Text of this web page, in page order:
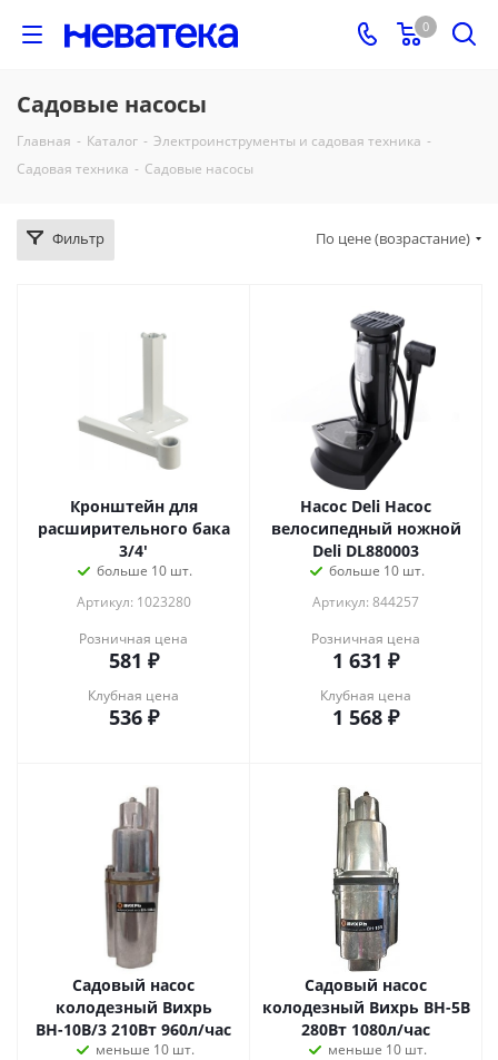
0
Садовые насосы
Главная - Каталог - Электроинструменты и садовая техника -
Садовая техника - Садовые насосы
Фильтр По цене (возрастание)
Кронштейн для
расширительного бака
3/4'
больше 10 шт.
Артикул: 1023280
Розничная цена
581 ₽
Клубная цена
536₽
Насос Deli Насос
велосипедный ножной
Deli DL880003
больше 10 шт.
Артикул: 844257
Розничная цена
1 631 ₽
Клубная цена
1 568 ₽
Садовый насос
колодезный Вихрь
ВН-10В/3 210Вт 960л/час
меньше 10 шт.
Садовый насос
колодезный Вихрь ВН-5В
280Вт 1080л/час
меньше 10 шт.